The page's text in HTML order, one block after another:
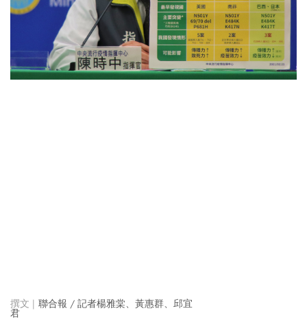
聯合報 / 記者楊雅棠、黃惠群、邱宜
君